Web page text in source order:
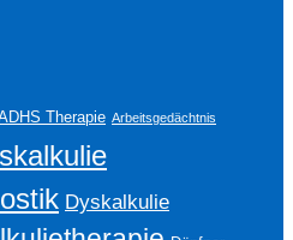
Therapie Arbeitsgedächtnis
Dyskalkulie